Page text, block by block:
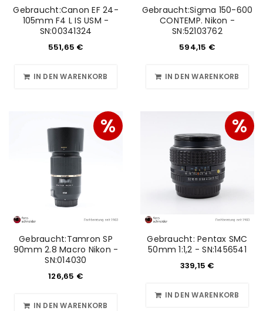
Gebraucht:Canon EF 24-
105mm F4 L IS USM -
SN:00341324
551,65 €
IN DEN WARENKORB
Gebraucht:Sigma 150-600
CONTEMP. Nikon -
SN:52103762
594,15 €
IN DEN WARENKORB
%
Gebraucht:Tamron SP
90mm 2.8 Macro Nikon -
SN:014030
126,65 €
IN DEN WARENKORB
%
Gebraucht: Pentax SMC
50mm 1:1,2 - SN:1456541
339,15 €
IN DEN WARENKORB